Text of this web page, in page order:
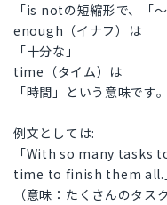
「is notの短縮形で、「
enough（イナフ）は
「十分な」
time（タイム）は
「時間」という意味です。
例文としては:
「With so many
time to finish them all.
（意味：たくさんのタ